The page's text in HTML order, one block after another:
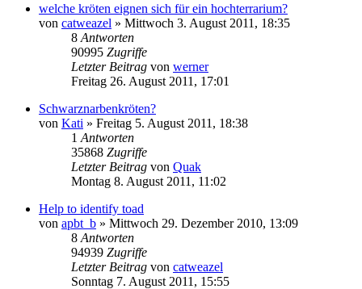
welche kröten eignen sich für ein hochterrarium?
von catweazel » Mittwoch 3. August 2011, 18:35
8 Antworten
90995 Zugriffe
Letzter Beitrag von werner
Freitag 26. August 2011, 17:01
Schwarznarbenkröten?
von Kati » Freitag 5. August 2011, 18:38
1 Antworten
35868 Zugriffe
Letzter Beitrag von Quak
Montag 8. August 2011, 11:02
Help to identify toad
von apbt_b » Mittwoch 29. Dezember 2010, 13:09
8 Antworten
94939 Zugriffe
Letzter Beitrag von catweazel
Sonntag 7. August 2011, 15:55